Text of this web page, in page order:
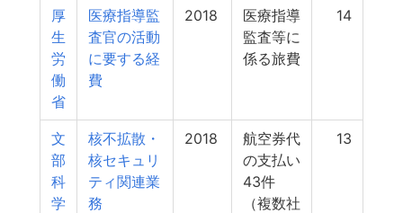
厚
生
労
働
省
医療指導監
査官の活動
に要する経
費
2018
医療指導
監査等に
係る旅費
14
文
部
科
学
核不拡散・
核セキュリ
ティ関連業
務
2018
航空券代
の支払い
43件
（複数社
13